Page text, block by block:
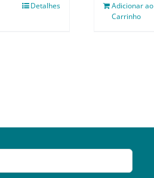
Detalhes
Adicionar ao
Carrinho